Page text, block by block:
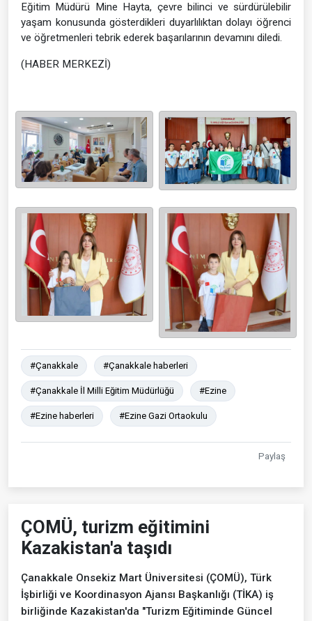
Eğitim Müdürü Mine Hayta, çevre bilinci ve sürdürülebilir
yaşam konusunda gösterdikleri duyarlılıktan dolayı öğrenci
ve öğretmenleri tebrik ederek başarılarının devamını diledi.
(HABER MERKEZİ)
#Çanakkale #Çanakkale haberleri
#Çanakkale İl Milli Eğitim Müdürlüğü #Ezine
#Ezine haberleri #Ezine Gazi Ortaokulu
Paylaş
ÇOMÜ, turizm eğitimini
Kazakistan'a taşıdı
Çanakkale Onsekiz Mart Üniversitesi (ÇOMÜ), Türk
İşbirliği ve Koordinasyon Ajansı Başkanlığı (TİKA) iş
birliğinde Kazakistan'da "Turizm Eğitiminde Güncel